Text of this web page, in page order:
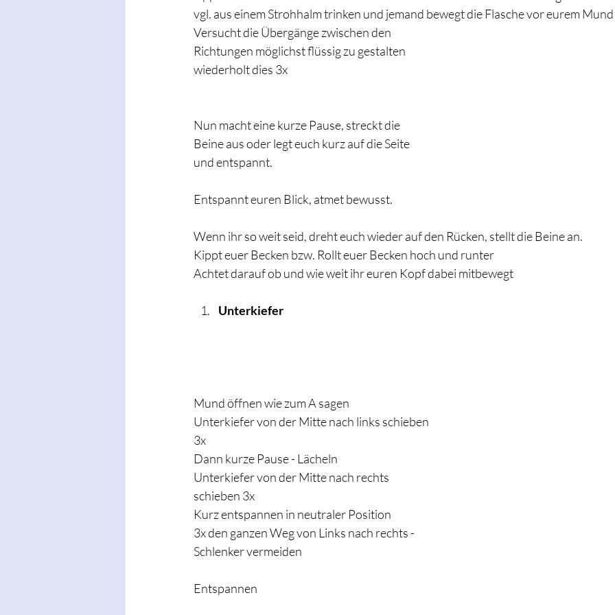
vgl. aus einem Strohhalm trinken und jemand bewegt die Flasche vor eurem
Versucht die Übergänge zwischen den
Richtungen möglichst flüssig zu gestalten
wiederholt dies 3x
Nun macht eine kurze Pause, streckt die
Beine aus oder legt euch kurz auf die Seite
und entspannt.
Entspannt euren Blick, atmet bewusst.
Wenn ihr so weit seid, dreht euch wieder auf den Rücken, stellt die Beine an.
Kippt euer Becken bzw. Rollt euer Becken hoch und runter
Achtet darauf ob und wie weit ihr euren Kopf dabei mitbewegt
Unterkiefer
Mund öffnen wie zum A sagen
Unterkiefer von der Mitte nach links schieben
3x
Dann kurze Pause - Lächeln
Unterkiefer von der Mitte nach rechts
schieben 3x
Kurz entspannen in neutraler Position
3x den ganzen Weg von Links nach rechts -
Schlenker vermeiden
Entspannen